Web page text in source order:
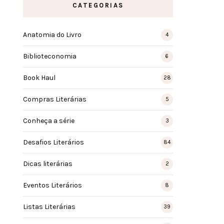
CATEGORIAS
Anatomia do Livro 4
Biblioteconomia 6
Book Haul 28
Compras Literárias 5
Conheça a série 3
Desafios Literários 84
Dicas literárias 2
Eventos Literários 8
Listas Literárias 39